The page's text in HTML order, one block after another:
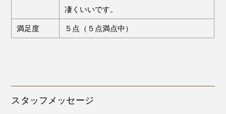
凄くいいです。
満足度 ５点（５点満点中）
スタッフメッセージ